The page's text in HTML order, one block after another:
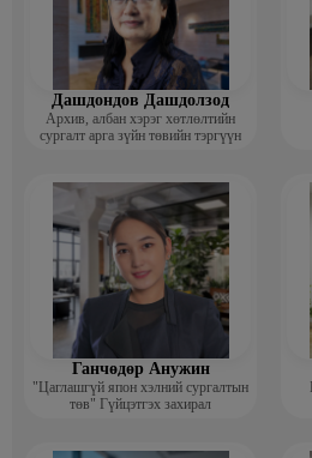
Дашдондов Дашдолзод
Архив, албан хэрэг хөтлөлтийн
сургалт арга зүйн төвийн тэргүүн
Ганчөдөр Анужин
"Цаглашгүй япон хэлний сургалтын
төв" Гүйцэтгэх захирал